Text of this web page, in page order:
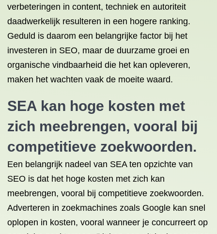
verbeteringen in content, techniek en autoriteit
daadwerkelijk resulteren in een hogere ranking.
Geduld is daarom een belangrijke factor bij het
investeren in SEO, maar de duurzame groei en
organische vindbaarheid die het kan opleveren,
maken het wachten vaak de moeite waard.
SEA kan hoge kosten met
zich meebrengen, vooral bij
competitieve zoekwoorden.
Een belangrijk nadeel van SEA ten opzichte van
SEO is dat het hoge kosten met zich kan
meebrengen, vooral bij competitieve zoekwoorden.
Adverteren in zoekmachines zoals Google kan snel
oplopen in kosten, vooral wanneer je concurreert op